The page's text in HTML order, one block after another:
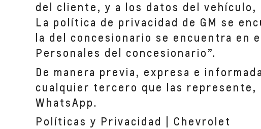
del cliente, y a los datos del
La política de privacidad de GM se
la del concesionario se encuentra en
Personales del concesionario”.
De manera previa, expresa e
cualquier tercero que las
WhatsApp.
Políticas y Privacidad | Chevrolet